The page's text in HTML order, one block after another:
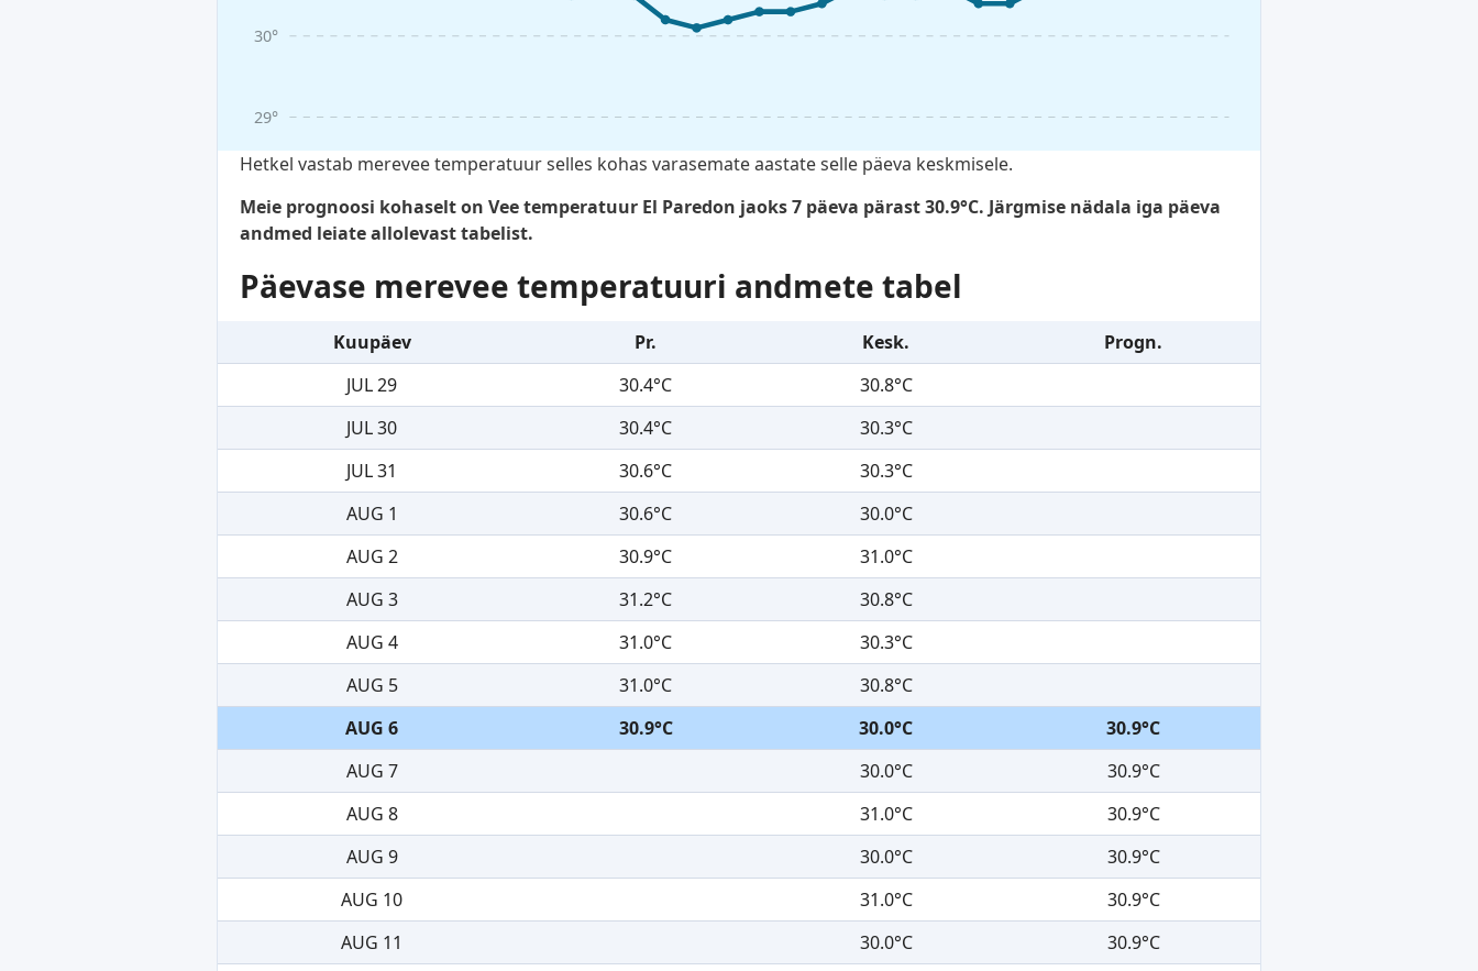
29°
30°
Hetkel vastab merevee temperatuur selles kohas varasemate aastate selle päeva keskmisele.
Meie prognoosi kohaselt on Vee temperatuur El Paredon jaoks 7 päeva pärast 30.9°C. Järgmise nädala iga päeva
andmed leiate allolevast tabelist.
Päevase merevee temperatuuri andmete tabel
Kuupäev Pr. Kesk.
Progn.
JUL 29
30.4°C
30.8°C
JUL 30
30.4°C
30.3°C
JUL 31
30.6°C
30.3°C
AUG 1
30.6°C
30.0°C
AUG 2
30.9°C
31.0°C
AUG 3
31.2°C
30.8°C
AUG 4
31.0°C
30.3°C
AUG 5
31.0°C
30.8°C
AUG 6
30.9°C 30.0°C
30.9°C
AUG 7
30.0°C
30.9°C
AUG 8
31.0°C
30.9°C
AUG 9
30.0°C
30.9°C
AUG 10
31.0°C
30.9°C
AUG 11
30.0°C
30.9°C